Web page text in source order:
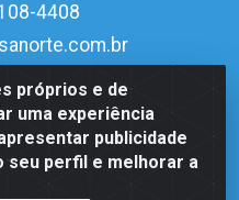
próprios e de
uma experiência
publicidade
seu perfil e melhorar a
4408
Mário Câmara, 1815 -
CEP 59054-600 - CNPJ
0001-51